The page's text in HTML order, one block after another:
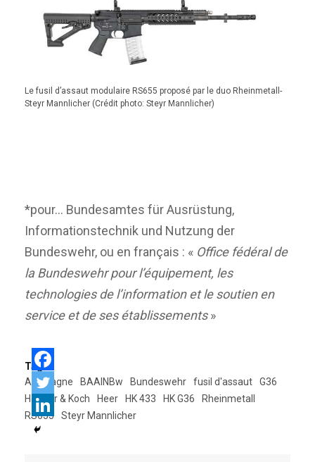
Le fusil d’assaut modulaire RS655 proposé par le duo Rheinmetall-
Steyr Mannlicher (Crédit photo: Steyr Mannlicher)
*pour… Bundesamtes für Ausrüstung,
Informationstechnik und Nutzung der
Bundeswehr, ou en français : « Office fédéral de
la Bundeswehr pour l’équipement, les
technologies de l’information et le soutien en
service et de ses établissements»
Tags:
Allemagne
BAAINBw Bundeswehr fusil d'assaut
G36
Heckler & Koch
Heer HK 433 HK G36
Rheinmetall
RS655
Steyr Mannlicher